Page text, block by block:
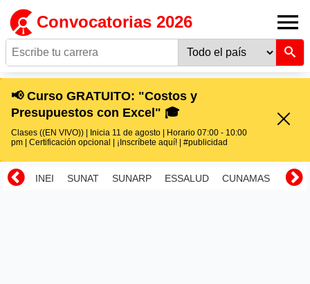
Convocatorias 2026
📢 Curso GRATUITO: "Costos y
Presupuestos con Excel" 🎓
Clases ((EN VIVO)) | Inicia 11 de agosto | Horario 07:00 - 10:00
pm | Certificación opcional | ¡Inscríbete aquí! | #publicidad
INEI SUNAT SUNARP ESSALUD CUNAMAS